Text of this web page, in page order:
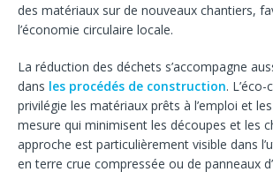
des matériaux sur de nouveaux chantiers,
l’économie circulaire locale.
La réduction des déchets s’accompagne
dans les procédés de construction.
privilégie les matériaux prêts à l’emploi et
mesure qui minimisent les découpes et les
approche est particulièrement visible dans
en terre crue compressée ou de panneaux